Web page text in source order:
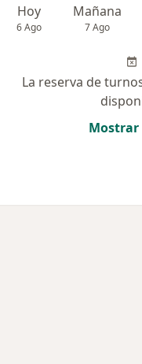
Hoy
6 Ago
Mañana
7 Ago
La reserva de